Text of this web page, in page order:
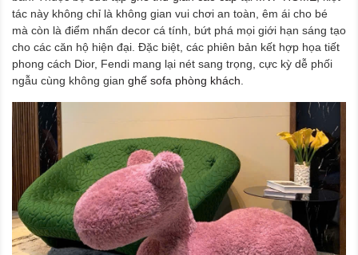
tác này không chỉ là không gian vui chơi an toàn, êm ái cho bé
mà còn là điểm nhấn decor cá tính, bứt phá mọi giới hạn sáng tạo
cho các căn hộ hiện đại. Đặc biệt, các phiên bản kết hợp họa tiết
phong cách Dior, Fendi mang lại nét sang trọng, cực kỳ dễ phối
ngẫu cùng không gian ghế sofa phòng khách